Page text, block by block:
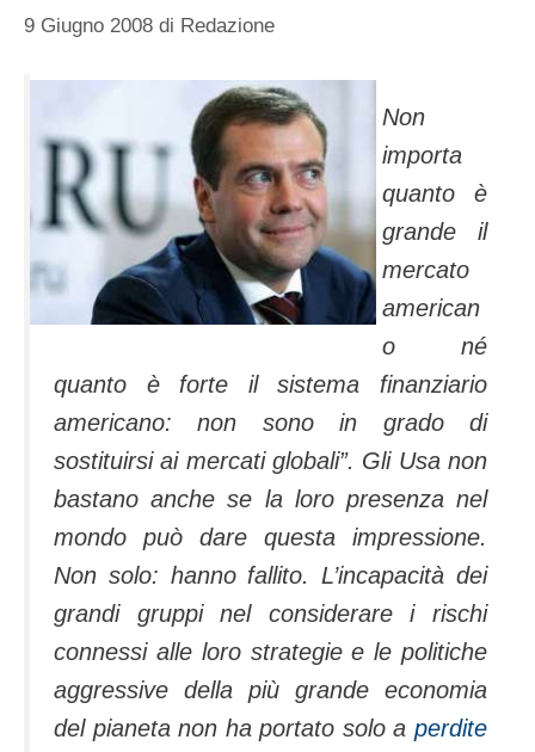
9 Giugno 2008 di Redazione
Non
importa
quanto è
grande il
mercato
american
o né
quanto è forte il sistema finanziario
americano: non sono in grado di
sostituirsi ai mercati globali”. Gli Usa non
bastano anche se la loro presenza nel
mondo può dare questa impressione.
Non solo: hanno fallito. L’incapacità dei
grandi gruppi nel considerare i rischi
connessi alle loro strategie e le politiche
aggressive della più grande economia
del pianeta non ha portato solo a perdite